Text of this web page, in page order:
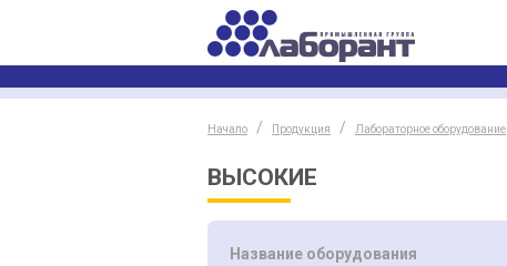
Начало Продукция Лабораторное оборудование
ВЫСОКИЕ
Название оборудования